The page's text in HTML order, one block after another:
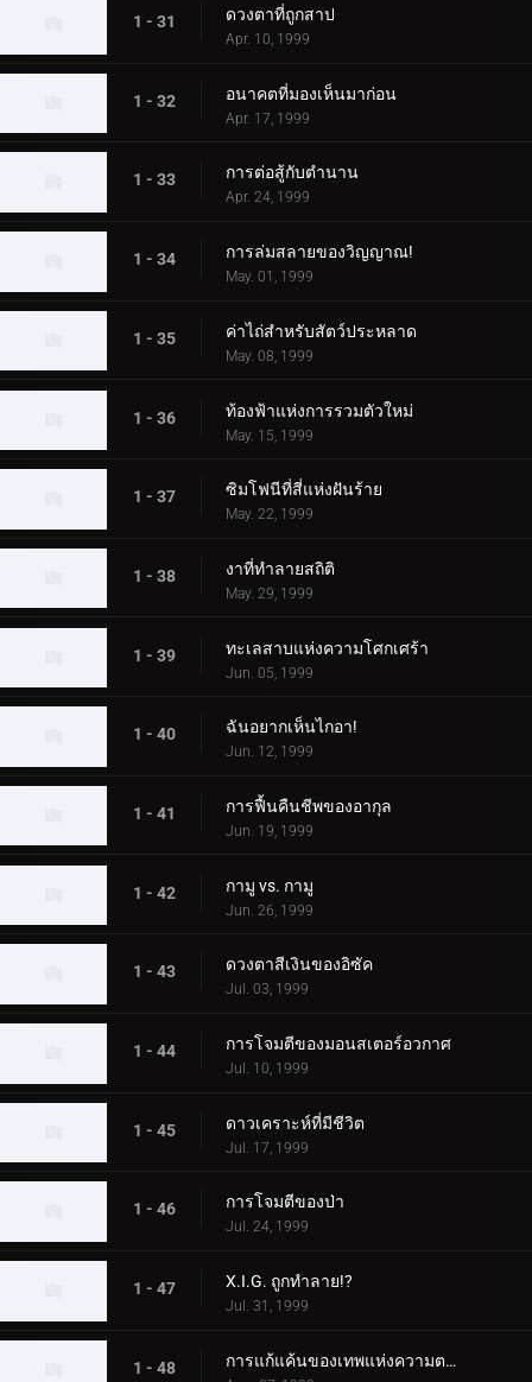
1 - 31 ดวงตาที่ถูกสาป
Apr. 10, 1999
1 - 32 อนาคตที่มองเห็นมาก่อน
Apr. 17, 1999
1 - 33 การต่อสู้กับตำนาน
Apr. 24, 1999
1 - 34 การล่มสลายของวิญญาณ!
May. 01, 1999
1 - 35 ค่าไถ่สำหรับสัตว์ประหลาด
May. 08, 1999
1 - 36 ท้องฟ้าแห่งการรวมตัวใหม่
May. 15, 1999
1 - 37 ซิมโฟนีที่สี่แห่งฝันร้าย
May. 22, 1999
1 - 38 งาที่ทำลายสถิติ
May. 29, 1999
1 - 39 ทะเลสาบแห่งความโศกเศร้า
Jun. 05, 1999
1 - 40 ฉันอยากเห็นไกอา!
Jun. 12, 1999
1 - 41 การฟื้นคืนชีพของอากุล
Jun. 19, 1999
1 - 42 กามู vs. กามู
Jun. 26, 1999
1 - 43 ดวงตาสีเงินของอิซัค
Jul. 03, 1999
1 - 44 การโจมตีของมอนสเตอร์อวกาศ
Jul. 10, 1999
1 - 45 ดาวเคราะห์ที่มีชีวิต
Jul. 17, 1999
1 - 46 การโจมตีของป่า
Jul. 24, 1999
1 - 47 X.I.G. ถูกทำลาย!?
Jul. 31, 1999
1 - 48 การแก้แค้นของเทพแห่งความตาย